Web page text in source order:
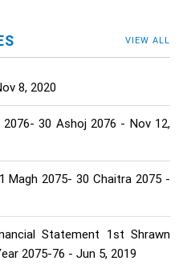
VIEW ALL
8, 2020
30 Ashoj 2076 - Nov 12,
Magh 2075- 30 Chaitra 2075 -
Statement 1st Shrawn
2075-76 - Jun 5, 2019